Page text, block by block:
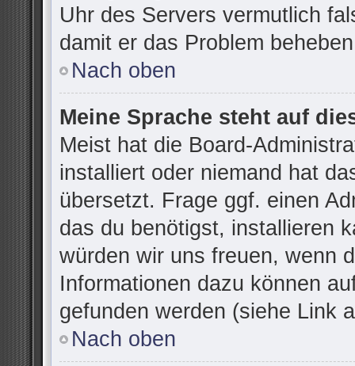
Uhr des Servers vermutlich
damit er das Problem
Nach oben
Meine Sprache steht auf
Meist hat die Board-
installiert oder niemand hat
übersetzt. Frage ggf. einen
das du benötigst, installieren
würden wir uns freuen, wenn
Informationen dazu können
gefunden werden (siehe Link
Nach oben